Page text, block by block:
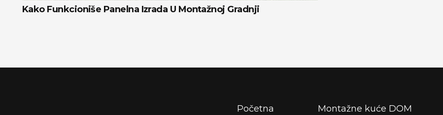
Kako Funkcioniše Panelna Izrada U Montažnoj Gradnji
Početna
Montažne kuće DOM